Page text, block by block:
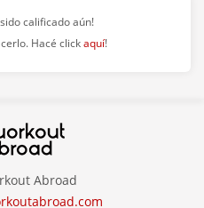
Center
calificado aún!
Hacé clickaquí!
Abroad